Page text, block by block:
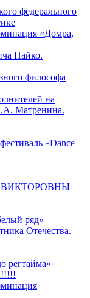
федерального
«Домра,
Найко.
философа
на
Матренина.
«Dance
ВИКТОРОВНЫ
ряд»
Отечества.
регтайма»